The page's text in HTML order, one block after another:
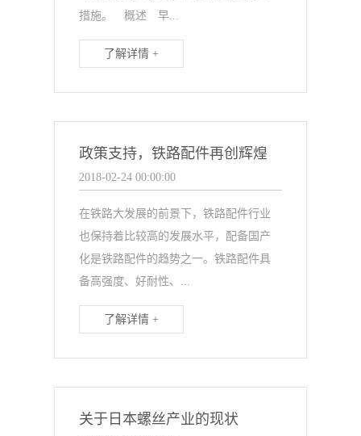
措施。 概述 早...
了解详情 +
政策支持，铁路配件再创辉煌
2018-02-24 00:00:00
在铁路大发展的前景下，铁路配件行业
也保持着比较高的发展水平，配备国产
化是铁路配件的趋势之一。铁路配件具
备高强度、好耐性、...
了解详情 +
关于日本螺丝产业的现状